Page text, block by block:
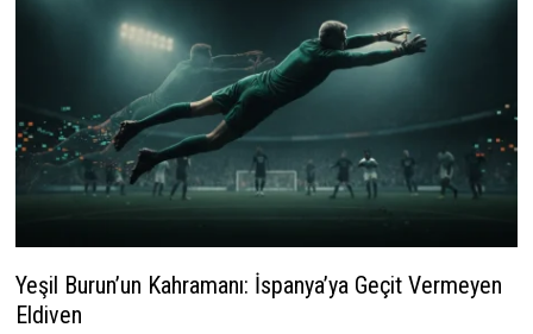
Yeşil Burun’un Kahramanı: İspanya’ya Geçit Vermeyen
Eldiven